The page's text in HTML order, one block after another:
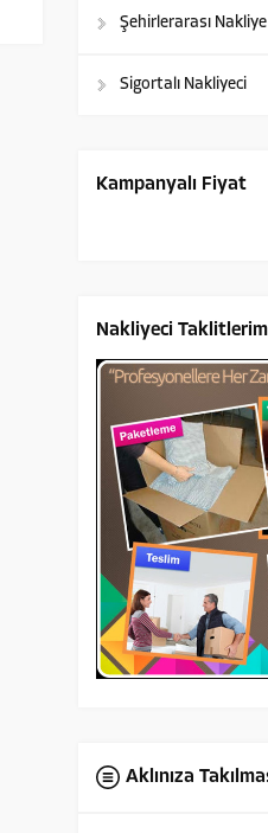
Şehirlerarası
Sigortalı Nakliyeci
Kampanyalı Fiyat
Nakliyeci
Aklınıza